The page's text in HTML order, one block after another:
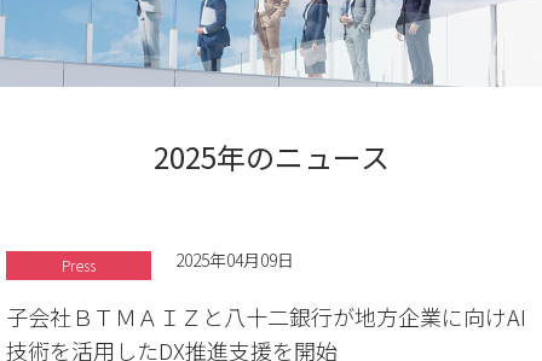
2025年のニュース
2025年04月09日
Press
子会社ＢＴＭＡＩＺと八十二銀行が地方企業に向けAI
技術を活用したDX推進支援を開始